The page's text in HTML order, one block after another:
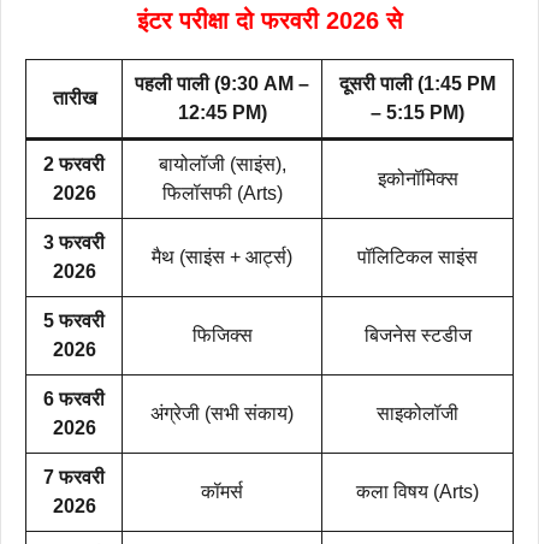
इंटर परीक्षा दो फरवरी 2026 से
तारीख
पहली पाली (9:30 AM –
12:45 PM)
दूसरी पाली (1:45 PM
– 5:15 PM)
2 फरवरी
2026
बायोलॉजी (साइंस),
फिलॉसफी (Arts)
इकोनॉमिक्स
3 फरवरी
2026
मैथ (साइंस + आर्ट्स) पॉलिटिकल साइंस
5 फरवरी
2026
फिजिक्स बिजनेस स्टडीज
6 फरवरी
2026
अंग्रेजी (सभी संकाय) साइकोलॉजी
7 फरवरी
2026
कॉमर्स कला विषय (Arts)